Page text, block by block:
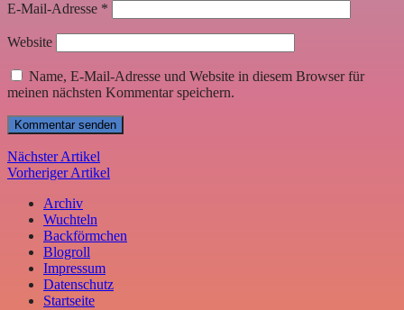
E-Mail-Adresse *
Website
Name, E-Mail-Adresse und Website in diesem Browser für
meinen nächsten Kommentar speichern.
Nächster Artikel
Vorheriger Artikel
Archiv
Wuchteln
Backförmchen
Blogroll
Impressum
Datenschutz
Startseite